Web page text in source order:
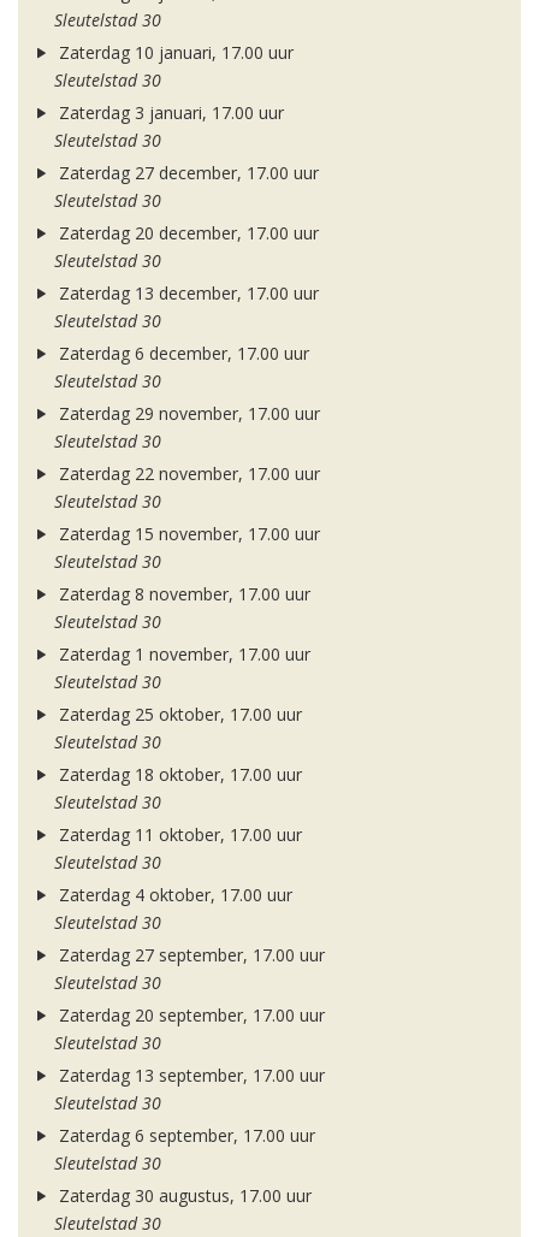
Sleutelstad 30
Zaterdag 10 januari, 17.00 uur
Sleutelstad 30
Zaterdag 3 januari, 17.00 uur
Sleutelstad 30
Zaterdag 27 december, 17.00 uur
Sleutelstad 30
Zaterdag 20 december, 17.00 uur
Sleutelstad 30
Zaterdag 13 december, 17.00 uur
Sleutelstad 30
Zaterdag 6 december, 17.00 uur
Sleutelstad 30
Zaterdag 29 november, 17.00 uur
Sleutelstad 30
Zaterdag 22 november, 17.00 uur
Sleutelstad 30
Zaterdag 15 november, 17.00 uur
Sleutelstad 30
Zaterdag 8 november, 17.00 uur
Sleutelstad 30
Zaterdag 1 november, 17.00 uur
Sleutelstad 30
Zaterdag 25 oktober, 17.00 uur
Sleutelstad 30
Zaterdag 18 oktober, 17.00 uur
Sleutelstad 30
Zaterdag 11 oktober, 17.00 uur
Sleutelstad 30
Zaterdag 4 oktober, 17.00 uur
Sleutelstad 30
Zaterdag 27 september, 17.00 uur
Sleutelstad 30
Zaterdag 20 september, 17.00 uur
Sleutelstad 30
Zaterdag 13 september, 17.00 uur
Sleutelstad 30
Zaterdag 6 september, 17.00 uur
Sleutelstad 30
Zaterdag 30 augustus, 17.00 uur
Sleutelstad 30